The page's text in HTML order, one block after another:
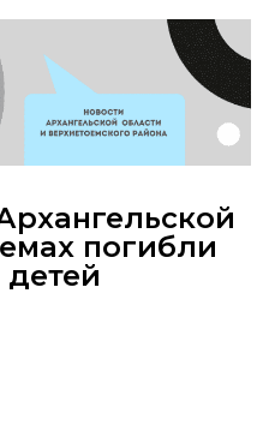
погибли
детей